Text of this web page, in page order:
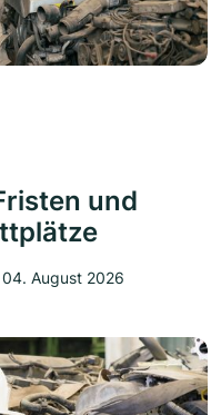
und
04. August 2026